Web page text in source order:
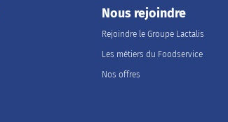
Nous rejoindre
Rejoindre le Groupe Lactalis
Les métiers du Foodservice
Nos offres